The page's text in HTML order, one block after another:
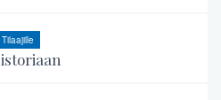
Tilaajille